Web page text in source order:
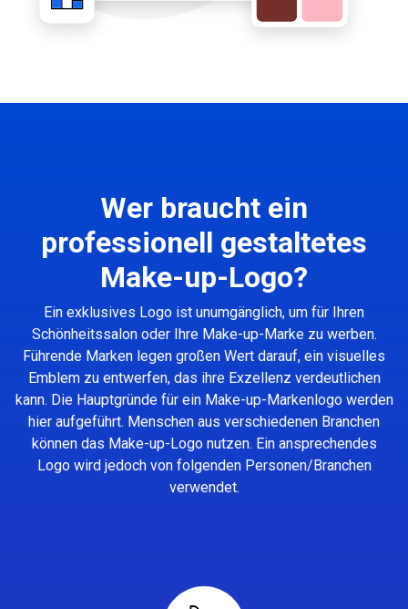
Wer braucht ein
professionell gestaltetes
Make-up-Logo?
Ein exklusives Logo ist unumgänglich, um für Ihren
Schönheitssalon oder Ihre Make-up-Marke zu werben.
Führende Marken legen großen Wert darauf, ein visuelles
Emblem zu entwerfen, das ihre Exzellenz verdeutlichen
kann. Die Hauptgründe für ein Make-up-Markenlogo werden
hier aufgeführt. Menschen aus verschiedenen Branchen
können das Make-up-Logo nutzen. Ein ansprechendes
Logo wird jedoch von folgenden Personen/Branchen
verwendet.